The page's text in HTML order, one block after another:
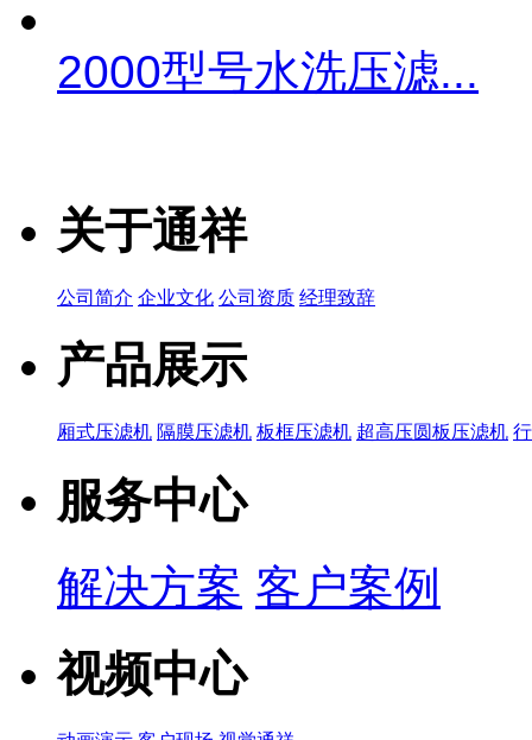
2000型号水洗压滤...
关于通祥
公司简介 企业文化 公司资质 经理致辞
产品展示
厢式压滤机 隔膜压滤机 板框压滤机 超高压圆板压滤机
服务中心
解决方案 客户案例
视频中心